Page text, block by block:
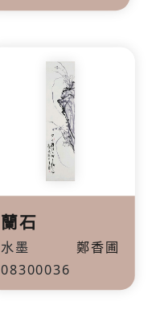
蘭石
水墨
鄭香圃
08300036